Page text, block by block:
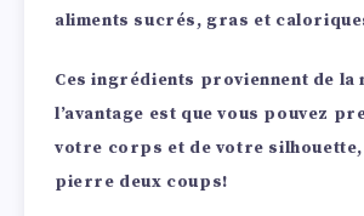
aliments sucrés, gras et
Ces ingrédients proviennent de la
l’avantage est que vous pouvez
votre corps et de votre silhouette,
pierre deux coups!